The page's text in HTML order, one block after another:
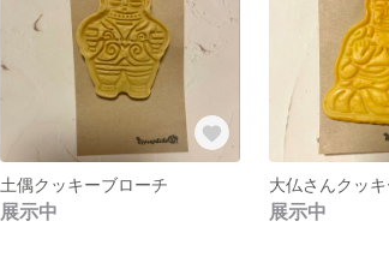
土偶クッキーブローチ
展示中
大仏さんクッ
展示中